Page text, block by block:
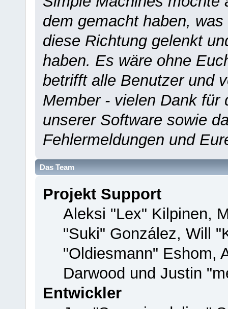
dem gemacht haben,
diese Richtung gelenkt
haben. Es wäre ohne
betrifft alle Benutzer und
Member - vielen Dank für
unserer Software sowie
Fehlermeldungen und
Das Team
Projekt Support
Aleksi "Lex" Kilpinen,
"Suki" González, Will
"Oldiesmann" Eshom,
Darwood und Justin
Entwickler